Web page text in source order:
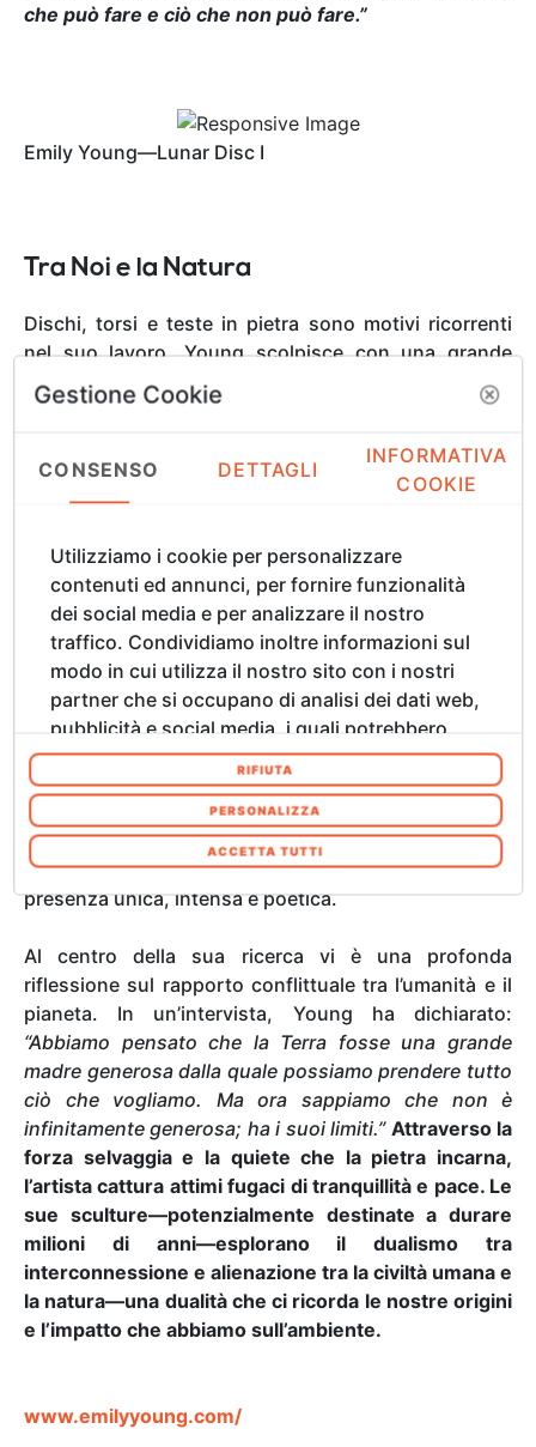
che può fare e ciò che non può fare.”
Emily Young—Lunar Disc I
Tra Noi e la Natura
Dischi, torsi e teste in pietra sono motivi ricorrenti
nel suo lavoro. Young scolpisce con una grande
varietà di materiali—tra cui onice, calcare vulcanico,
lapislazzuli, cristallo, ecc.—privilegiando spesso
Queste pietre, che talvolta pesano diverse tonnellate,
possono avere migliaia o persino miliardi di anni. La
della civiltà umana: monumenti come Stonehenge, le
piramidi, il Partenone o le statue Moai testimoniano
in modo potente il legame profondo tra l’essere
umano e il pianeta. L’obiettivo primario dell’opera di
Young è quello di ricollegare questo rapporto,
avvicinando lo spettatore a una dimensione
condivisa nel tempo profondo, nello spazio e tra le
culture. Il connubio tra tecniche di scultura
tradizionali e l’uso di tecnologie moderne, quando
necessario, le consente di creare opere senza tempo,
in cui l’antico e il contemporaneo convivono
armoniosamente. Le sue sculture emanano una
presenza unica, intensa e poetica.
Al centro della sua ricerca vi è una profonda
riflessione sul rapporto conflittuale tra l’umanità e il
pianeta. In un’intervista, Young ha dichiarato:
“Abbiamo pensato che la Terra fosse una grande
madre generosa dalla quale possiamo prendere tutto
ciò che vogliamo. Ma ora sappiamo che non è
infinitamente generosa; ha i suoi limiti.” Attraverso la
forza selvaggia e la quiete che la pietra incarna,
l’artista cattura attimi fugaci di tranquillità e pace. Le
sue sculture—potenzialmente destinate a durare
milioni di anni—esplorano il dualismo tra
interconnessione e alienazione tra la civiltà umana e
la natura—una dualità che ci ricorda le nostre origini
e l’impatto che abbiamo sull’ambiente.
www.emilyyoung.com/
Gestione Cookie
CONSENSO DETTAGLI
INFORMATIVA
COOKIE
Utilizziamo i cookie per personalizzare
contenuti ed annunci, per fornire funzionalità
dei social media e per analizzare il nostro
traffico. Condividiamo inoltre informazioni sul
modo in cui utilizza il nostro sito con i nostri
partner che si occupano di analisi dei dati web,
pubblicità e social media, i quali potrebbero
combinarle con altre informazioni che ha
fornito loro o che hanno raccolto dal suo
utilizzo dei loro servizi. Acconsenta ai nostri
cookie se continua ad utilizzare il nostro sito
web. In qualsiasi momento è possibile
modificare o revocare il proprio consenso dalla
RIFIUTA
PERSONALIZZA
ACCETTA TUTTI